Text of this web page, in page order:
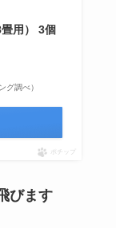
用） 3個
グ調べ）
ポチップ
びます